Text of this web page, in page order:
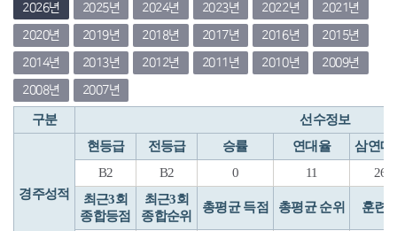
2026년 2025년 2024년 2023년 2022년
2021년
2020년
2019년 2018년 2017년 2016년
2015년
2014년
2013년 2012년 2011년 2010년
2009년
2008년
2007년
구분 선수정보
경주성적
현등급 전등급 승률 연대율
삼연대
B2
B2 0 11
26
최근3회
종합등점
최근3회
종합순위
총평균 득점 총평균 순위 훈련